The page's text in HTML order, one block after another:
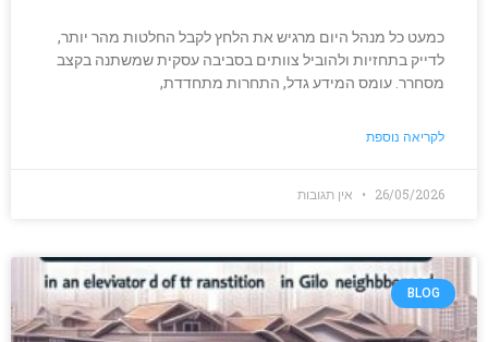
כמעט כל מנהל היום מרגיש את הלחץ לקבל החלטות מהר יותר,
לדייק בתחזיות ולהוביל צוותים בסביבה עסקית שמשתנה בקצב
מסחרר. עומס המידע גדל, התחרות מתחדדת,
לקריאה נוספת
26/05/2026 אין תגובות
BLOG